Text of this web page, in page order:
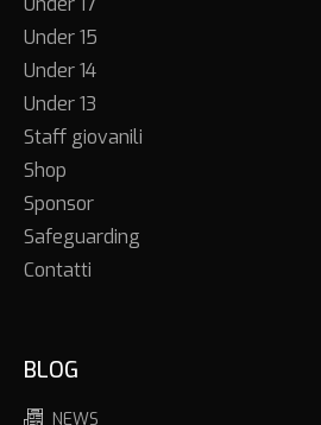
Staff giovanili
Shop
Sponsor
Safeguarding
BLOG